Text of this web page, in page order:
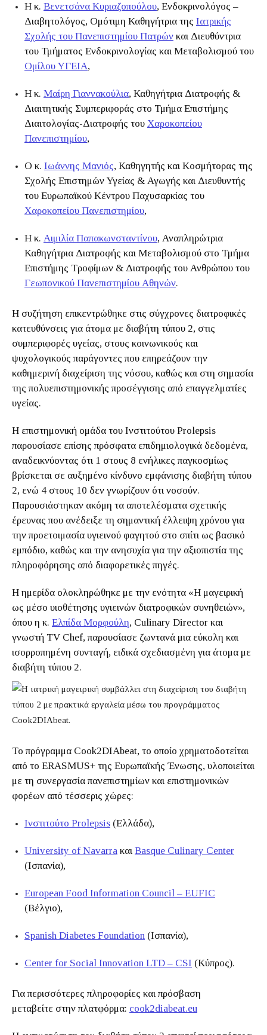
Η κ. Βενετσάνα Κυριαζοπούλου, Ενδοκρινολόγος –
Διαβητολόγος, Ομότιμη Καθηγήτρια της Ιατρικής
Σχολής του Πανεπιστημίου Πατρών και Διευθύντρια
του Τμήματος Ενδοκρινολογίας και Μεταβολισμού του
Ομίλου ΥΓΕΙΑ,
Η κ. Μαίρη Γιαννακούλια, Καθηγήτρια Διατροφής &
Διαιτητικής Συμπεριφοράς στο Τμήμα Επιστήμης
Διαιτολογίας-Διατροφής του Χαροκοπείου
Πανεπιστημίου,
Ο κ. Ιωάννης Μανιός, Καθηγητής και Κοσμήτορας της
Σχολής Επιστημών Υγείας & Αγωγής και Διευθυντής
του Ευρωπαϊκού Κέντρου Παχυσαρκίας του
Χαροκοπείου Πανεπιστημίου,
Η κ. Αιμιλία Παπακωνσταντίνου, Αναπληρώτρια
Καθηγήτρια Διατροφής και Μεταβολισμού στο Τμήμα
Επιστήμης Τροφίμων & Διατροφής του Ανθρώπου του
Γεωπονικού Πανεπιστημίου Αθηνών.
Η συζήτηση επικεντρώθηκε στις σύγχρονες διατροφικές
κατευθύνσεις για άτομα με διαβήτη τύπου 2, στις
συμπεριφορές υγείας, στους κοινωνικούς και
ψυχολογικούς παράγοντες που επηρεάζουν την
καθημερινή διαχείριση της νόσου, καθώς και στη σημασία
της πολυεπιστημονικής προσέγγισης από επαγγελματίες
υγείας.
Η επιστημονική ομάδα του Ινστιτούτου Prolepsis
παρουσίασε επίσης πρόσφατα επιδημιολογικά δεδομένα,
αναδεικνύοντας ότι 1 στους 8 ενήλικες παγκοσμίως
βρίσκεται σε αυξημένο κίνδυνο εμφάνισης διαβήτη τύπου
2, ενώ 4 στους 10 δεν γνωρίζουν ότι νοσούν.
Παρουσιάστηκαν ακόμη τα αποτελέσματα σχετικής
έρευνας που ανέδειξε τη σημαντική έλλειψη χρόνου για
την προετοιμασία υγιεινού φαγητού στο σπίτι ως βασικό
εμπόδιο, καθώς και την ανησυχία για την αξιοπιστία της
πληροφόρησης από διαφορετικές πηγές.
Η ημερίδα ολοκληρώθηκε με την ενότητα «Η μαγειρική
ως μέσο υιοθέτησης υγιεινών διατροφικών συνηθειών»,
όπου η κ. Ελπίδα Μορφούλη, Culinary Director και
γνωστή TV Chef, παρουσίασε ζωντανά μια εύκολη και
ισορροπημένη συνταγή, ειδικά σχεδιασμένη για άτομα με
διαβήτη τύπου 2.
Το πρόγραμμα Cook2DIAbeat, το οποίο χρηματοδοτείται
από το ERASMUS+ της Ευρωπαϊκής Ένωσης, υλοποιείται
με τη συνεργασία πανεπιστημίων και επιστημονικών
φορέων από τέσσερις χώρες:
Ινστιτούτο Prolepsis (Ελλάδα),
University of Navarra και Basque Culinary Center
(Ισπανία),
European Food Information Council – EUFIC
(Βέλγιο),
Spanish Diabetes Foundation (Ισπανία),
Center for Social Innovation LTD – CSI (Κύπρος).
Για περισσότερες πληροφορίες και πρόσβαση
μεταβείτε στην πλατφόρμα: cook2diabeat.eu